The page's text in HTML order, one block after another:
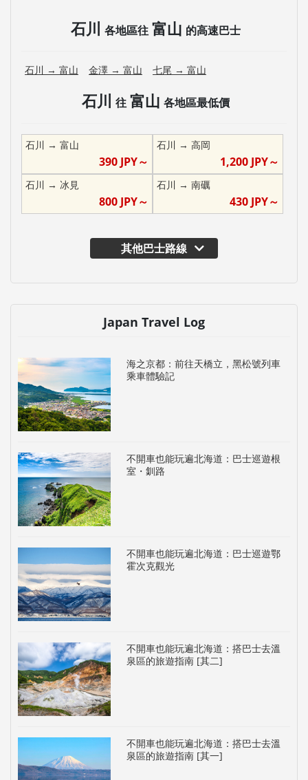
石川 各地區往 富山 的高速巴士
石川 → 富山 金澤 → 富山 七尾 → 富山
石川 往 富山 各地區最低價
石川 → 富山
390JPY～
石川 → 高岡
1,200 JPY～
石川 → 冰見
800JPY～
石川 → 南礪
430 JPY～
其他巴士路線
Japan Travel Log
海之京都：前往天橋立，黑松號列車
乘車體驗記
不開車也能玩遍北海道：巴士巡遊根
室・釧路
不開車也能玩遍北海道：巴士巡遊鄂
霍次克觀光
不開車也能玩遍北海道：搭巴士去溫
泉區的旅遊指南 [其二]
不開車也能玩遍北海道：搭巴士去溫
泉區的旅遊指南 [其一]